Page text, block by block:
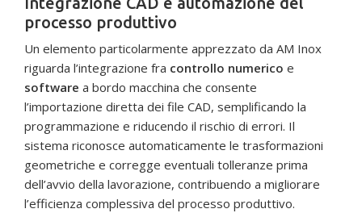
processo produttivo
Un elemento particolarmente apprezzato da AM Inox
riguarda l’integrazione fra controllo numerico e
software a bordo macchina che consente
l’importazione diretta dei file CAD, semplificando la
programmazione e riducendo il rischio di errori. Il
sistema riconosce automaticamente le trasformazioni
geometriche e corregge eventuali tolleranze prima
dell’avvio della lavorazione, contribuendo a migliorare
l’efficienza complessiva del processo produttivo.